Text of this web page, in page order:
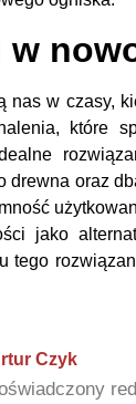
nas w czasy,
które
drewna oraz
jako
tego
Czyk